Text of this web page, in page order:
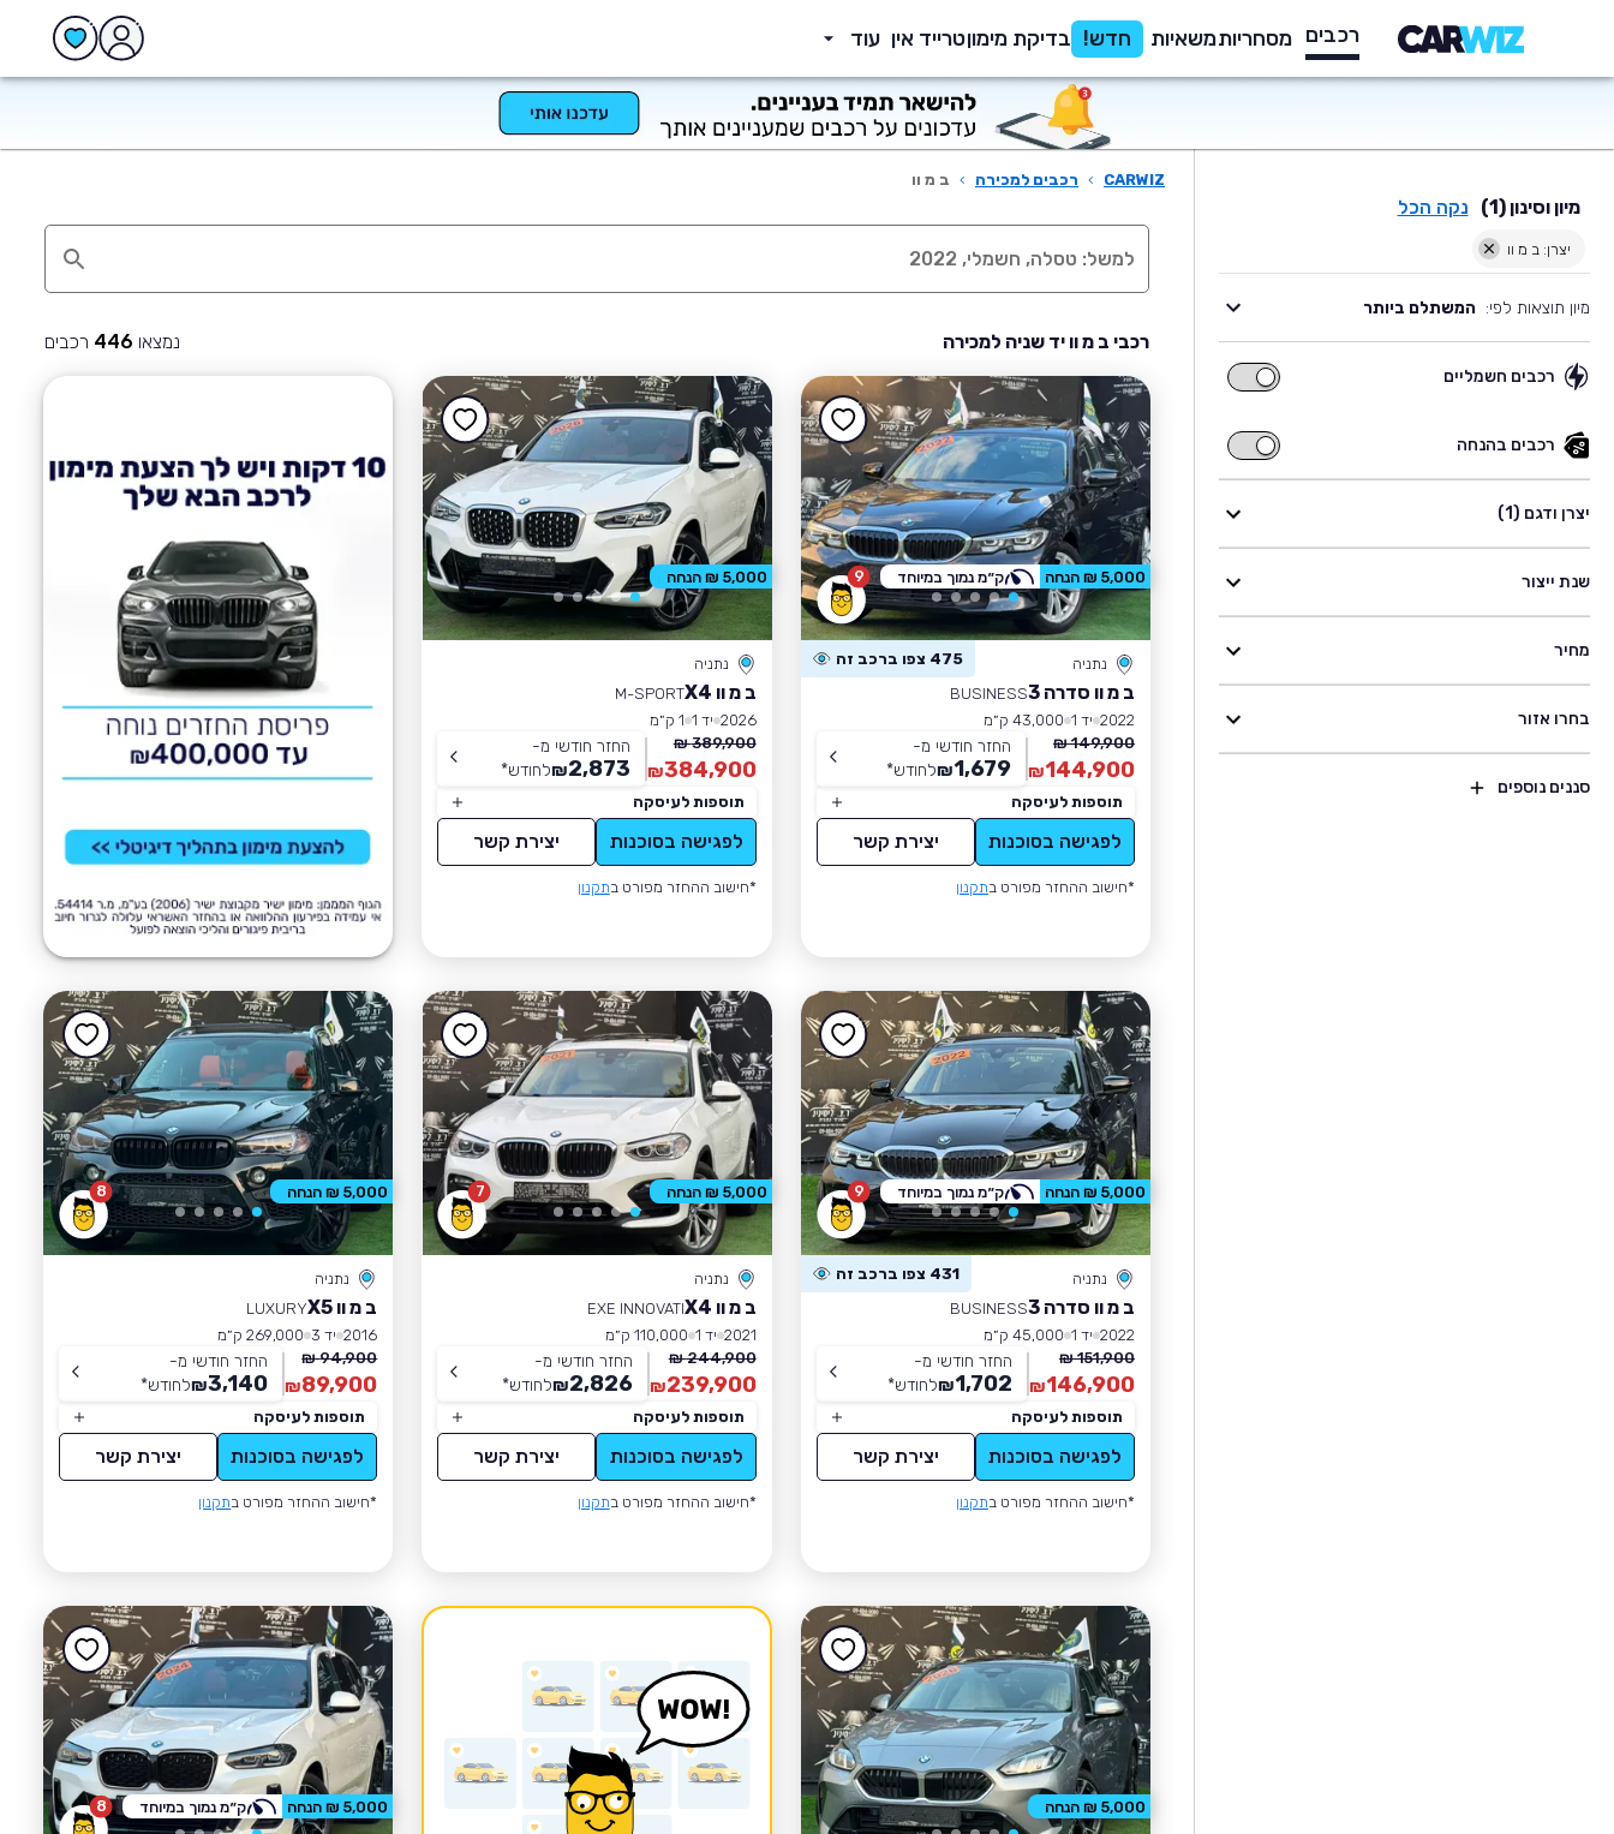
רכבים מסחריותמשאיות חדש! בדיקת מימוןטרייד אין עוד
מיון וסינון (1) נקה הכל
יצרן: ב מ וו
מיון תוצאות לפי: המשתלם ביותר
רכבים חשמליים
רכבים
רכבים בהנחה
רכבים
בהנחה
יצרן ודגם (1)
שנת ייצור
מחיר
בחרו אזור
סננים נוספים
CARWIZ
› רכבים למכירה › ב מ וו
רכבי ב מ וו יד שניה למכירה נמצאו 446 רכבים
9
נתניה 475 צפו ברכב זה
ב מ וו סדרה 3
BUSINESS
2022 יד 1
43,000 ק״מ
149,900 ₪
144,900
₪
החזר חודשי מ-
1,679
₪לחודש*
תוספות לעיסקה
לפגישה בסוכנות יצירת קשר
*חישוב ההחזר מפורט בתקנון
5,000 ₪ הנחה ק״מ נמוך במיוחד
נתניה
ב מ וו X4
M-SPORT
2026 יד 1
1 ק״מ
389,900 ₪
384,900
₪
החזר חודשי מ-
2,873
₪לחודש*
תוספות לעיסקה
לפגישה בסוכנות יצירת קשר
*חישוב ההחזר מפורט בתקנון
5,000 ₪ הנחה
9
נתניה 431 צפו ברכב זה
ב מ וו סדרה 3
BUSINESS
2022 יד 1
45,000 ק״מ
151,900 ₪
146,900
₪
החזר חודשי מ-
1,702
₪לחודש*
תוספות לעיסקה
לפגישה בסוכנות יצירת קשר
*חישוב ההחזר מפורט בתקנון
5,000 ₪ הנחה ק״מ נמוך במיוחד 7
נתניה
ב מ וו X4
EXE INNOVATI
2021 יד 1
110,000 ק״מ
244,900 ₪
239,900
₪
החזר חודשי מ-
2,826
₪לחודש*
תוספות לעיסקה
לפגישה בסוכנות יצירת קשר
*חישוב ההחזר מפורט בתקנון
5,000 ₪ הנחה 8
נתניה
ב מ וו X5
LUXURY
2016 יד 3
269,000 ק״מ
94,900 ₪
89,900
₪
החזר חודשי מ-
3,140
₪לחודש*
תוספות לעיסקה
לפגישה בסוכנות יצירת קשר
*חישוב ההחזר מפורט בתקנון
5,000 ₪ הנחה
5,000 ₪ הנחה 8 5,000 ₪ הנחה ק״מ נמוך במיוחד